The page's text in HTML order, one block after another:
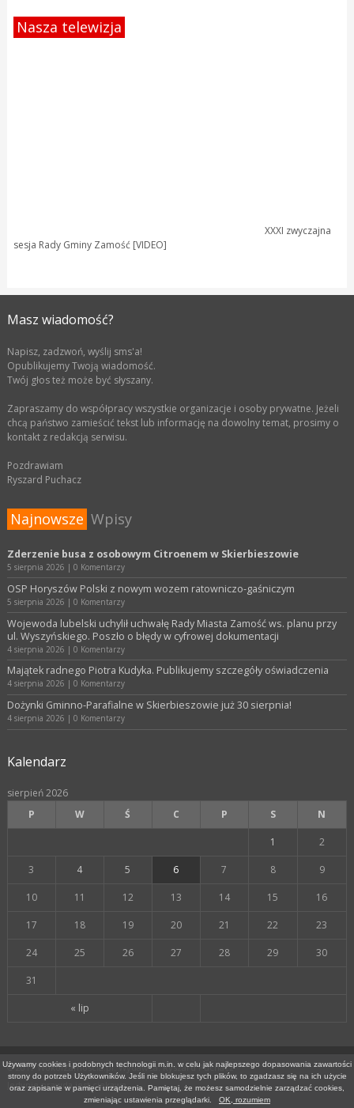
Nasza telewizja
XXXI zwyczajna
sesja Rady Gminy Zamość [VIDEO]
Masz wiadomość?
Napisz, zadzwoń, wyślij sms'a!
Opublikujemy Twoją wiadomość.
Twój głos też może być słyszany.
Zapraszamy do współpracy wszystkie organizacje i osoby prywatne. Jeżeli
chcą państwo zamieścić tekst lub informację na dowolny temat, prosimy o
kontakt z redakcją serwisu.
Pozdrawiam
Ryszard Puchacz
Najnowsze Wpisy
Zderzenie busa z osobowym Citroenem w Skierbieszowie
5 sierpnia 2026 | 0 Komentarzy
OSP Horyszów Polski z nowym wozem ratowniczo-gaśniczym
5 sierpnia 2026 | 0 Komentarzy
Wojewoda lubelski uchylił uchwałę Rady Miasta Zamość ws. planu przy
ul. Wyszyńskiego. Poszło o błędy w cyfrowej dokumentacji
4 sierpnia 2026 | 0 Komentarzy
Majątek radnego Piotra Kudyka. Publikujemy szczegóły oświadczenia
4 sierpnia 2026 | 0 Komentarzy
Dożynki Gminno-Parafialne w Skierbieszowie już 30 sierpnia!
4 sierpnia 2026 | 0 Komentarzy
Kalendarz
sierpień 2026
P
W Ś C P S N
« lip
1 2
3 4 5 6 7 8 9
10 11 12 13 14 15 16
17 18 19 20 21 22 23
24 25 26 27 28 29 30
31
© 2017 WokolZamoscia.pl. Wydawca: Ryszard Puchacz
Jedynie prawda jest ciekawa.
Używamy cookies i podobnych technologii m.in. w celu jak najlepszego dopasowania zawartości
strony do potrzeb Użytkowników. Jeśli nie blokujesz tych plików, to zgadzasz się na ich użycie
oraz zapisanie w pamięci urządzenia. Pamiętaj, że możesz samodzielnie zarządzać cookies,
zmieniając ustawienia przeglądarki. OK, rozumiem